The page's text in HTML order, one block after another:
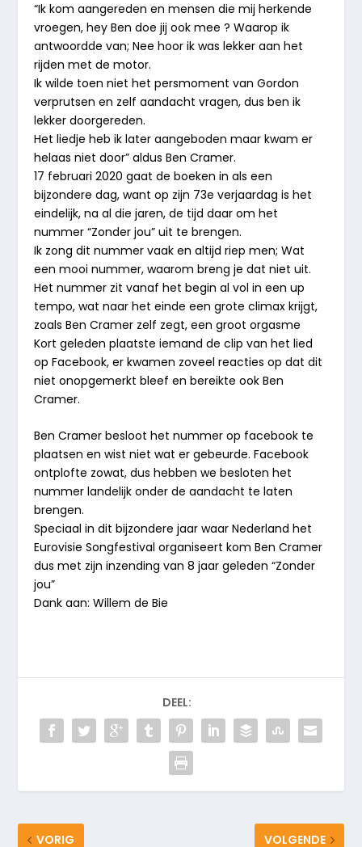
“Ik kom aangereden en mensen die mij herkende
vroegen, hey Ben doe jij ook mee ? Waarop ik
antwoordde van; Nee hoor ik was lekker aan het
rijden met de motor.
Ik wilde toen niet het persmoment van Gordon
verprutsen en zelf aandacht vragen, dus ben ik
lekker doorgereden.
Het liedje heb ik later aangeboden maar kwam er
helaas niet door” aldus Ben Cramer.
17 februari 2020 gaat de boeken in als een
bijzondere dag, want op zijn 73e verjaardag is het
eindelijk, na al die jaren, de tijd daar om het
nummer “Zonder jou” uit te brengen.
Ik zong dit nummer vaak en altijd riep men; Wat
een mooi nummer, waarom breng je dat niet uit.
Het nummer zit vanaf het begin al vol in een up
tempo, wat naar het einde een grote climax krijgt,
zoals Ben Cramer zelf zegt, een groot orgasme
Kort geleden plaatste iemand de clip van het lied
op Facebook, er kwamen zoveel reacties op dat dit
niet onopgemerkt bleef en bereikte ook Ben
Cramer.
Ben Cramer besloot het nummer op facebook te
plaatsen en wist niet wat er gebeurde. Facebook
ontplofte zowat, dus hebben we besloten het
nummer landelijk onder de aandacht te laten
brengen.
Speciaal in dit bijzondere jaar waar Nederland het
Eurovisie Songfestival organiseert kom Ben Cramer
dus met zijn inzending van 8 jaar geleden “Zonder
jou”
Dank aan: Willem de Bie
DEEL:
VORIG VOLGENDE